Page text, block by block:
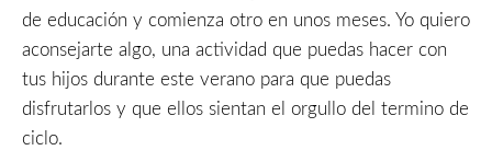
de educación y comienza otro en unos meses. Yo quiero
aconsejarte algo, una actividad que puedas hacer con
tus hijos durante este verano para que puedas
disfrutarlos y que ellos sientan el orgullo del termino de
ciclo.